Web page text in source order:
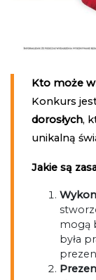
Kto może
Konkurs
dorosłych,
unikalną
Jakie są
mogą
była